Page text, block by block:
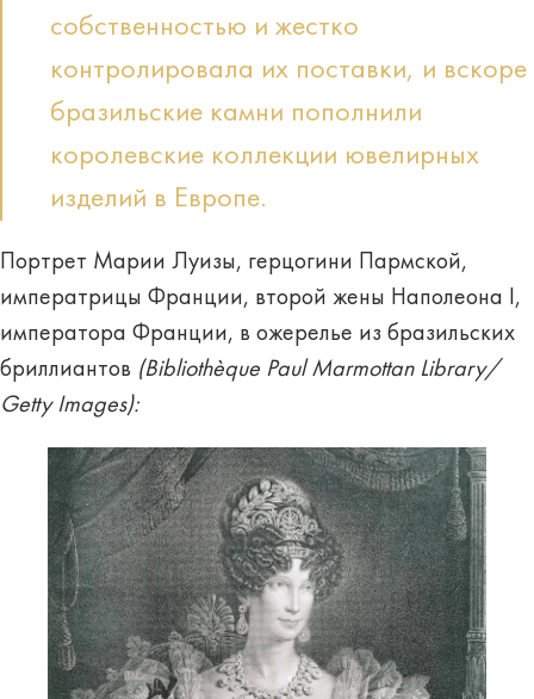
собственностью и жестко
контролировала их поставки, и вскоре
бразильские камни пополнили
королевские коллекции ювелирных
изделий в Европе.
Портрет Марии Луизы, герцогини Пармской,
императрицы Франции, второй жены Наполеона I,
императора Франции, в ожерелье из бразильских
бриллиантов (Bibliothèque Paul Marmottan Library/
Getty Images):